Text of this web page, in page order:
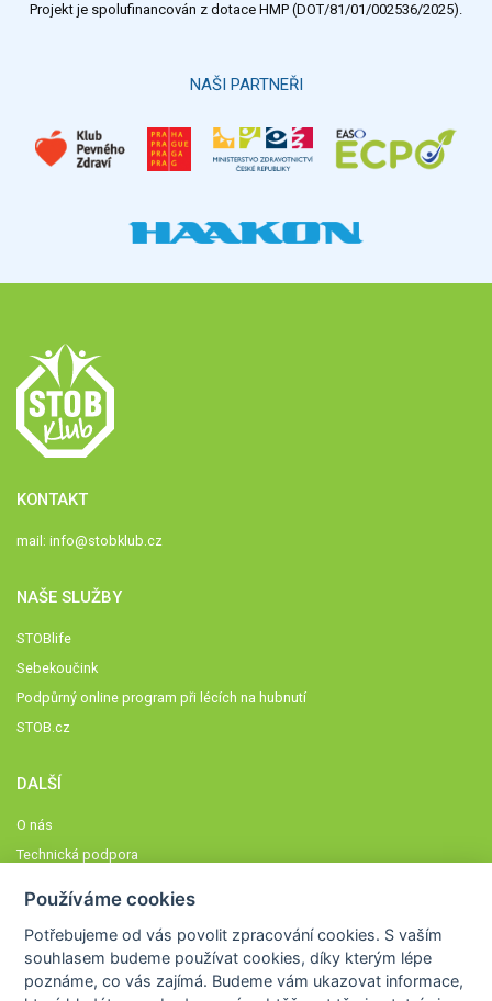
Projekt je spolufinancován z dotace HMP (DOT/81/01/002536/2025).
NAŠI PARTNEŘI
KONTAKT
mail: info@stobklub.cz
NAŠE SLUŽBY
STOBlife
Sebekoučink
Podpůrný online program při lécích na hubnutí
STOB.cz
DALŠÍ
O nás
Technická podpora
Členové STOBklubu
Zásady nakládání s osobními údaji
Používáme cookies
Potřebujeme od vás povolit zpracování cookies. S vaším
souhlasem budeme používat cookies, díky kterým lépe
poznáme,co vás zajímá. Budeme vám ukazovat informace,